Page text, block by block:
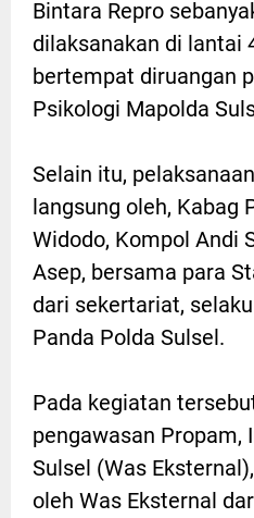
Bintara Repro
dilaksanakan di lantai
bertempat diruangan
Psikologi Mapolda
Selain itu,
langsung oleh, Kabag
Widodo, Kompol Andi
Asep, bersama para
dari sekertariat,
Panda Polda Sulsel.
Pada kegiatan
pengawasan Propam,
Sulsel (Was
oleh Was Eksternal